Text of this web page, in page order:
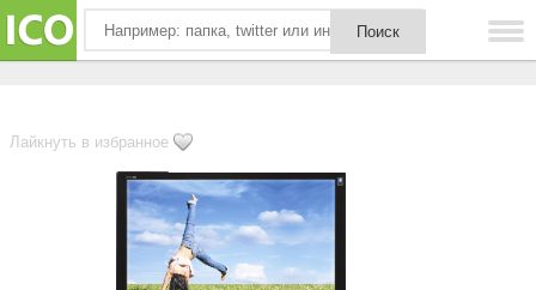
Лайкнуть в избранное